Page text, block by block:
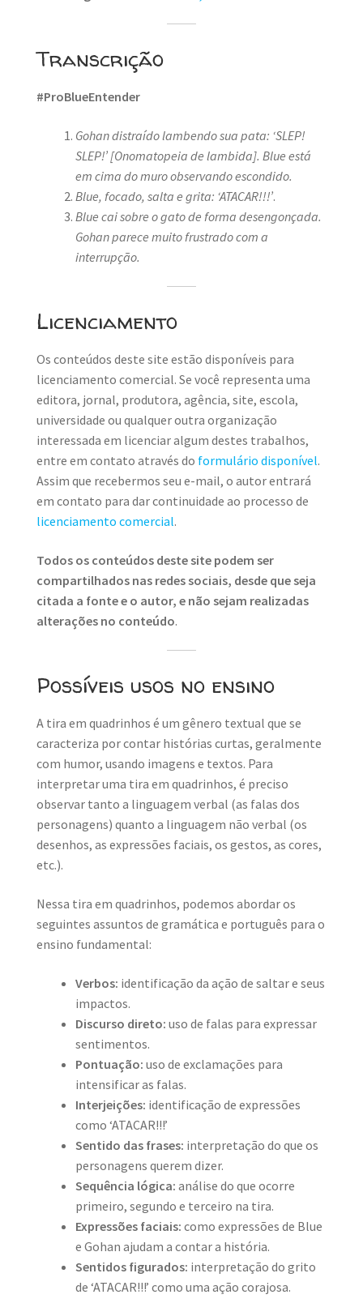
Transcrição
#ProBlueEntender
Gohan distraído lambendo sua pata: ‘SLEP!
SLEP!’[Onomatopeia de lambida]. Blue está
em cima do muro observando escondido.
Blue, focado, salta e grita: ‘ATACAR!!!’.
Blue cai sobre o gato de forma desengonçada.
Gohan parece muito frustrado com a
interrupção.
Licenciamento
Os conteúdos deste site estão disponíveis para
licenciamento comercial. Se você representa uma
editora, jornal, produtora, agência, site, escola,
universidade ou qualquer outra organização
interessada em licenciar algum destes trabalhos,
entre em contato através do formulário disponível.
Assim que recebermos seu e-mail, o autor entrará
em contato para dar continuidade ao processo de
licenciamento comercial.
Todos os conteúdos deste site podem ser
compartilhados nas redes sociais, desde que seja
citada a fonte e o autor, e não sejam realizadas
alterações no conteúdo.
Possíveis usos no ensino
A tira em quadrinhos é um gênero textual que se
caracteriza por contar histórias curtas, geralmente
com humor, usando imagens e textos. Para
interpretar uma tira em quadrinhos, é preciso
observar tanto a linguagem verbal (as falas dos
personagens) quanto a linguagem não verbal (os
desenhos, as expressões faciais, os gestos, as cores,
etc.).
Nessa tira em quadrinhos, podemos abordar os
seguintes assuntos de gramática e português para o
ensino fundamental:
Verbos: identificação da ação de saltar e seus
impactos.
Discurso direto: uso de falas para expressar
sentimentos.
Pontuação: uso de exclamações para
intensificar as falas.
Interjeições: identificação de expressões
como ‘ATACAR!!!’
Sentido das frases: interpretação do que os
personagens querem dizer.
Sequência lógica: análise do que ocorre
primeiro, segundo e terceiro na tira.
Expressões faciais: como expressões de Blue
e Gohan ajudam a contar a história.
Sentidos figurados: interpretação do grito
de ‘ATACAR!!!’ como uma ação corajosa.